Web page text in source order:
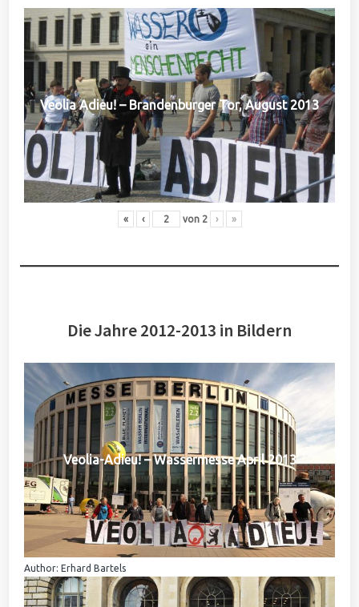
Veolia Adieu! – Brandenburger Tor, August 2013
« ‹ von 2 › »
Die Jahre 2012-2013 in Bildern
Veolia-Adieu! – Wassermesse April 2013
Author: Erhard Bartels